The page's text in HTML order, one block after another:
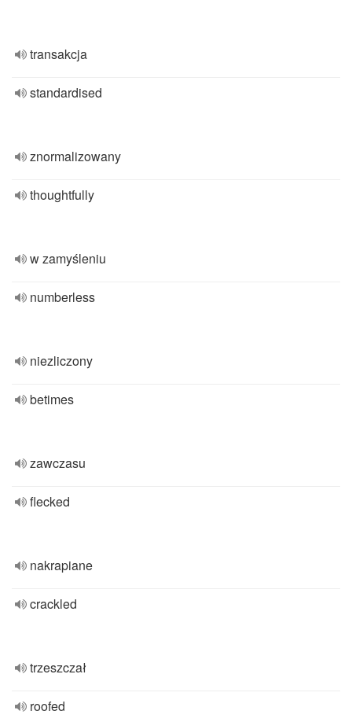
transakcja
standardised
znormalizowany
thoughtfully
w zamyśleniu
numberless
niezliczony
betimes
zawczasu
flecked
nakrapiane
crackled
trzeszczał
roofed